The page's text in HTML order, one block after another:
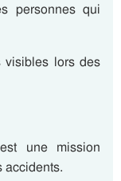
personnes qui
visibles lors des
une mission
accidents.